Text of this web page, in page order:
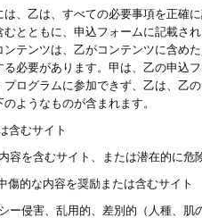
、乙は、すべての必要事項を正確
とともに、申込フォームに記載さ
テンツは、乙がコンテンツに含め
必要があります。甲は、乙の申込
ログラムに参加できず、乙は、乙
ようなものが含まれます。
含むサイト
容を含むサイト、または潜在的に
傷的な内容を奨励または含むサイト
ー侵害、乱用的、差別的（人種、